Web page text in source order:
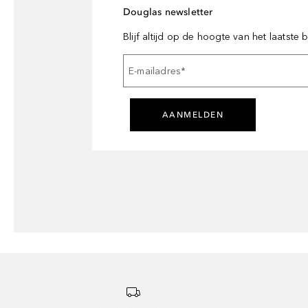
Douglas newsletter
Blijf altijd op de hoogte van het laatste
E-mailadres*
AANMELDEN